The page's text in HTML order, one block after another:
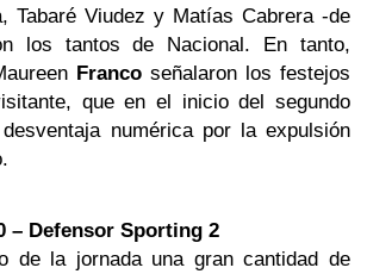
Tabaré Viudez y Matías Cabrera -de
los tantos de Nacional. En tanto,
Franco señalaron los festejos
que en el inicio del segundo
numérica por la expulsión
– Defensor Sporting 2
de la jornada una gran cantidad de